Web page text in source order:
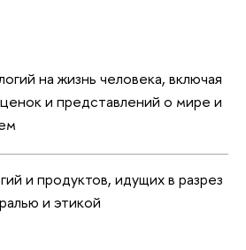
на жизнь человека, включая
и представлений о мире и
и продуктов, идущих в разрез
и этикой